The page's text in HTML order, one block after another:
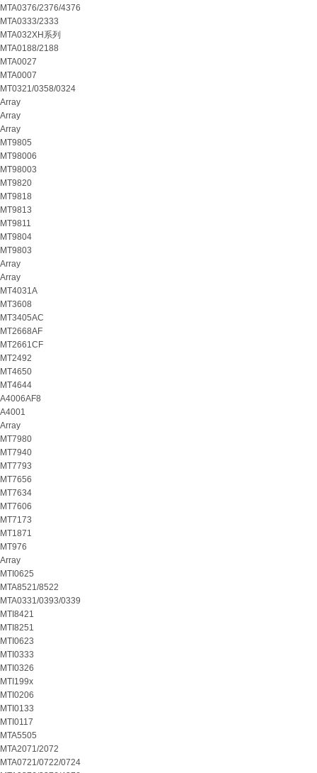
MTA0376/2376/4376
MTA0333/2333
MTA032XH系列
MTA0188/2188
MTA0027
MTA0007
MT0321/0358/0324
Array
Array
Array
MT9805
MT98006
MT98003
MT9820
MT9818
MT9813
MT9811
MT9804
MT9803
Array
Array
MT4031A
MT3608
MT3405AC
MT2668AF
MT2661CF
MT2492
MT4650
MT4644
A4006AF8
A4001
Array
MT7980
MT7940
MT7793
MT7656
MT7634
MT7606
MT7173
MT1871
MT976
Array
MTI0625
MTA8521/8522
MTA0331/0393/0339
MTI8421
MTI8251
MTI0623
MTI0333
MTI0326
MTI199x
MTI0206
MTI0133
MTI0117
MTA5505
MTA2071/2072
MTA0721/0722/0724